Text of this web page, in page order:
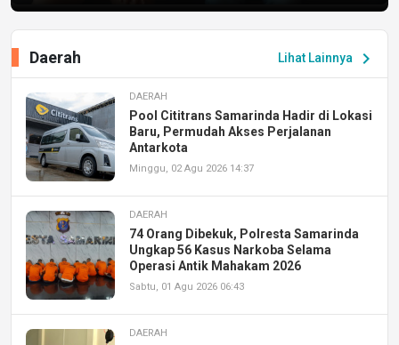
Lihat Lainnya chevron_right
Daerah
DAERAH
Pool Cititrans Samarinda Hadir di Lokasi
Baru, Permudah Akses Perjalanan
Antarkota
Minggu, 02 Agu 2026 14:37
DAERAH
74 Orang Dibekuk, Polresta Samarinda
Ungkap 56 Kasus Narkoba Selama
Operasi Antik Mahakam 2026
Sabtu, 01 Agu 2026 06:43
DAERAH